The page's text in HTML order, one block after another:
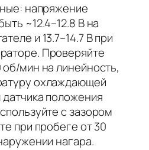
напряжение
~12.4–12.8 В на
и 13.7–14.7 В при
Проверяйте
мин на линейность,
охлаждающей
положения
с зазором
при пробеге от 30
нагара.